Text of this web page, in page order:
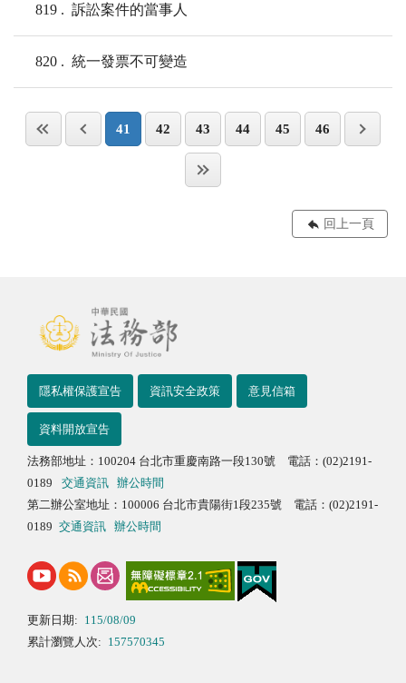
819 訴訟案件的當事人
820 統一發票不可變造
41 42 43 44 45 46
回上一頁
隱私權保護宣告 資訊安全政策 意見信箱
資料開放宣告
法務部地址：100204 台北市重慶南路一段130號 電話：(02)2191-
0189
交通資訊
辦公時間
第二辦公室地址：100006 台北市貴陽街1段235號 電話：(02)2191-
0189 交通資訊 辦公時間
更新日期: 115/08/09
累計瀏覽人次: 157570345